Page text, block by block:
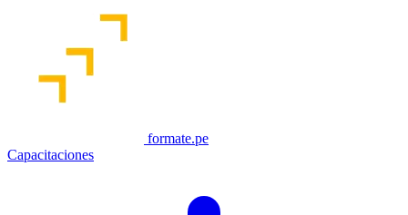
formate.pe
Capacitaciones